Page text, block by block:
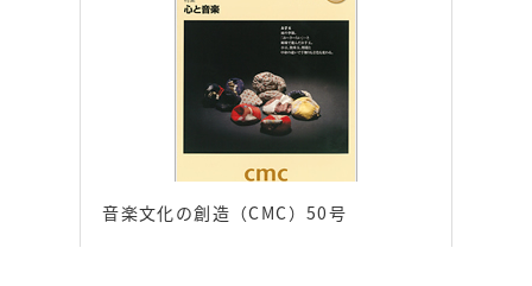
音楽文化の創造（CMC）50号